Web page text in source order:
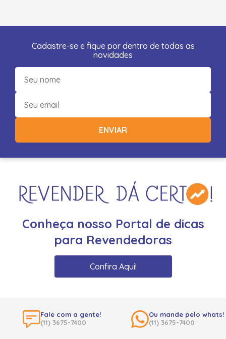
Cadastre-se e fique por dentro de todas as
novidades
ENVIAR
Conheça nosso Portal de dicas
para Revendedoras
Confira Aqui!
Fale com a gente!
(11) 3675-7400
Ou mande pelo whats!
(11) 3675-7400